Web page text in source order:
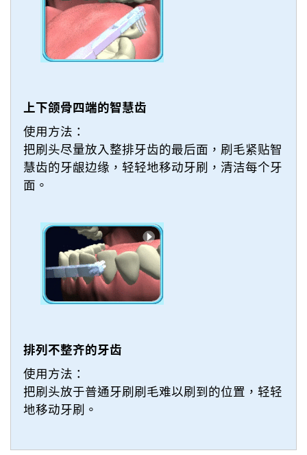
上下颌骨四端的智慧齿
使用方法：
把刷头尽量放入整排牙齿的最后面，刷毛紧贴智
慧齿的牙龈边缘，轻轻地移动牙刷，清洁每个牙
面。
排列不整齐的牙齿
使用方法：
把刷头放于普通牙刷刷毛难以刷到的位置，轻轻
地移动牙刷。